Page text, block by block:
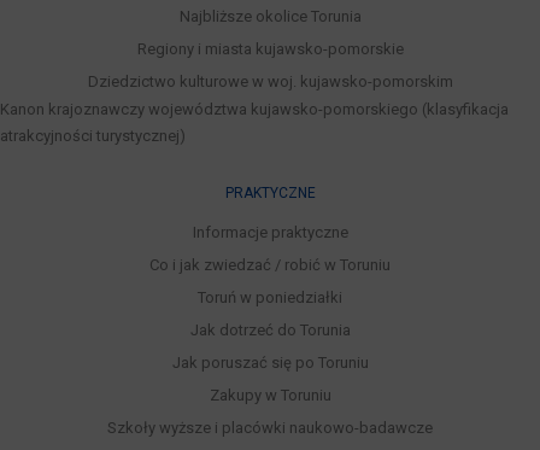
Najbliższe okolice Torunia
Regiony i miasta kujawsko-pomorskie
Dziedzictwo kulturowe w woj. kujawsko-pomorskim
Kanon krajoznawczy województwa kujawsko-pomorskiego (klasyfikacja
atrakcyjności turystycznej)
PRAKTYCZNE
Informacje praktyczne
Co i jak zwiedzać / robić w Toruniu
Toruń w poniedziałki
Jak dotrzeć do Torunia
Jak poruszać się po Toruniu
Zakupy w Toruniu
Szkoły wyższe i placówki naukowo-badawcze